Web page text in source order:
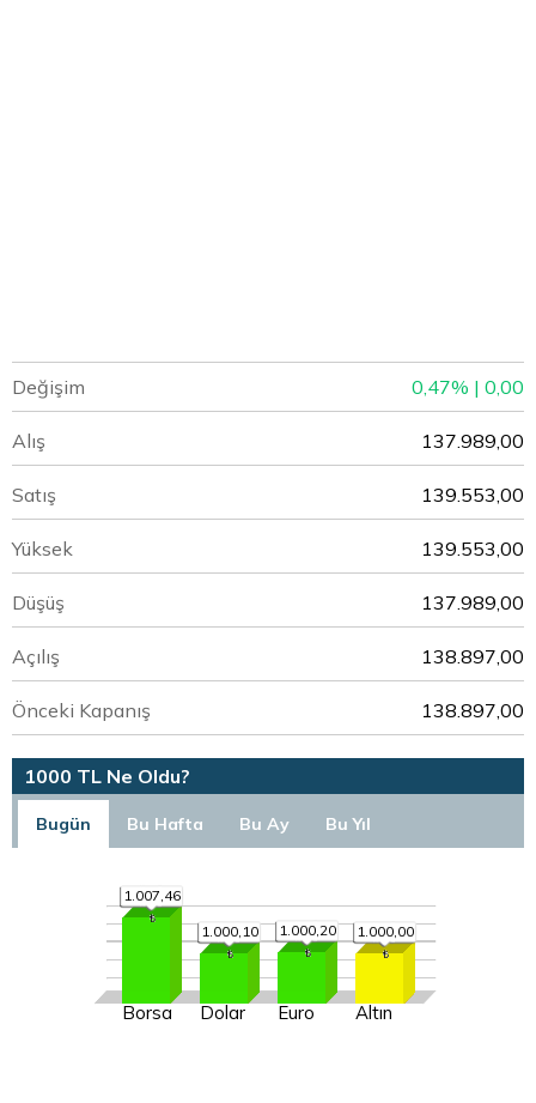
Değişim 0,47% | 0,00
Alış 137.989,00
Satış 139.553,00
Yüksek 139.553,00
Düşüş 137.989,00
Açılış 138.897,00
Önceki Kapanış 138.897,00
1000 TL Ne Oldu?
Bugün Bu Hafta Bu Ay Bu Yıl
1.007,46
Borsa
1.000,10
Dolar
1.000,20
Euro
1.000,00
Altın